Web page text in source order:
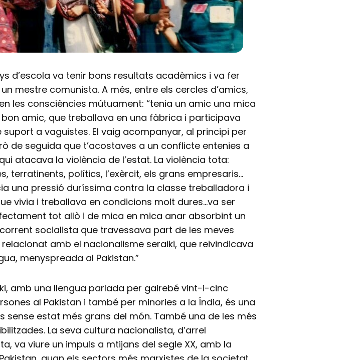
d’escola va tenir bons resultats acadèmics i va fer
mestre comunista. A més, entre els cercles d’amics,
les consciències mútuament: “tenia un amic una mica
amic, que treballava en una fàbrica i participava
suport a vaguistes. El vaig acompanyar, al principi per
de seguida que t’acostaves a un conflicte entenies a
atacava la violència de l’estat. La violència tota:
terratinents, polítics, l’exèrcit, els grans empresaris…
una pressió duríssima contra la classe treballadora i
vivia i treballava en condicions molt dures…va ser
tot allò i de mica en mica anar absorbint un
socialista que travessava part de les meves
amb el nacionalisme seraiki, que reivindicava
menyspreada al Pakistan.”
amb una llengua parlada per gairebé vint-i-cinc
al Pakistan i també per minories a la Índia, és una
sense estat més grans del món. També una de les més
La seva cultura nacionalista, d’arrel
va viure un impuls a mtijans del segle XX, amb la